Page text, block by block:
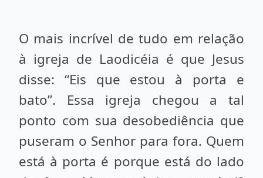
O mais incrível de tudo em relação
à igreja de Laodicéia é que Jesus
disse: “Eis que estou à porta e
bato”. Essa igreja chegou a tal
ponto com sua desobediência que
puseram o Senhor para fora. Quem
está à porta é porque está do lado